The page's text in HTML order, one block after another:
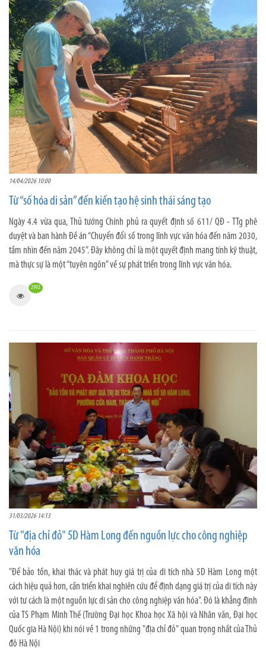
14/04/2026 10:00
Từ “số hóa di sản” đến kiến tạo hệ sinh thái sáng tạo
Ngày 4.4 vừa qua, Thủ tướng Chính phủ ra quyết định số 611/ QĐ - TTg phê
duyệt và ban hành Đề án “Chuyển đổi số trong lĩnh vực văn hóa đến năm 2030,
tầm nhìn đến năm 2045”. Đây không chỉ là một quyết định mang tính kỹ thuật,
mà thực sự là một “tuyên ngôn” về sự phát triển trong lĩnh vực văn hóa.
2992
31/03/2026 14:13
Từ "địa chỉ đỏ" 5D Hàm Long đến nguồn lực cho công nghiệp
văn hóa
"Để bảo tồn, khai thác và phát huy giá trị của di tích nhà 5D Hàm Long một
cách hiệu quả hơn, cần triển khai nghiên cứu để định dạng giá trị của di tích này
với tư cách là một nguồn lực di sản cho công nghiệp văn hóa". Đó là khẳng định
của TS Phạm Minh Thế (Trường Đại học Khoa học Xã hội và Nhân văn, Đại học
Quốc gia Hà Nội) khi nói về 1 trong những "địa chỉ đỏ" quan trọng nhất của Thủ
đô Hà Nội